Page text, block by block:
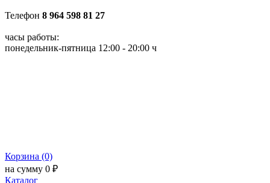
Телефон 8 964 598 81 27
часы работы:
понедельник-пятница 12:00 - 20:00 ч
Корзина (0)
на сумму 0 ₽
Каталог